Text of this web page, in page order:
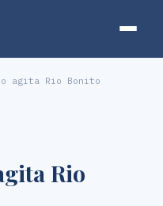
agita Rio Bonito
Rio